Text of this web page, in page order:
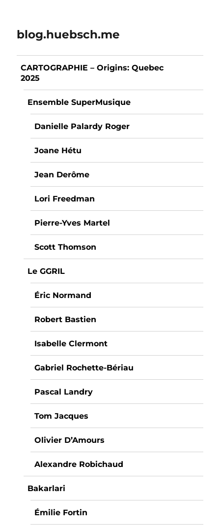
blog.huebsch.me
CARTOGRAPHIE – Origins: Quebec
2025
Ensemble SuperMusique
Danielle Palardy Roger
Joane Hétu
Jean Derôme
Lori Freedman
Pierre-Yves Martel
Scott Thomson
Le GGRIL
Éric Normand
Robert Bastien
Isabelle Clermont
Gabriel Rochette-Bériau
Pascal Landry
Tom Jacques
Olivier D’Amours
Alexandre Robichaud
Bakarlari
Émilie Fortin